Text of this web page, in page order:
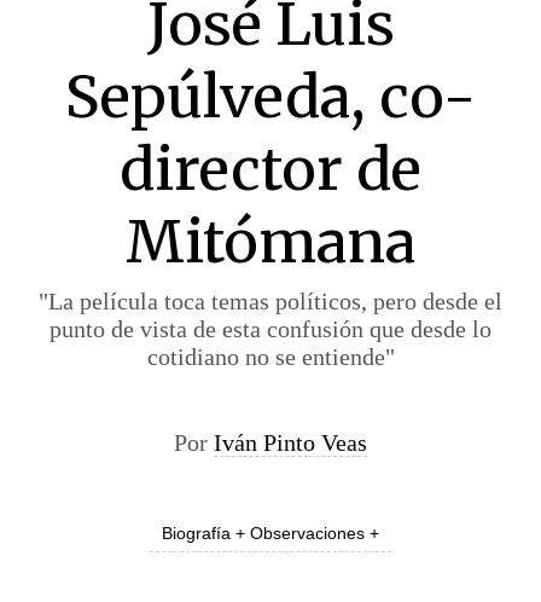
José Luis
Sepúlveda, co-
director de
Mitómana
"La película toca temas políticos, pero desde el
punto de vista de esta confusión que desde lo
cotidiano no se entiende"
Por Iván Pinto Veas
Biografía + Observaciones +